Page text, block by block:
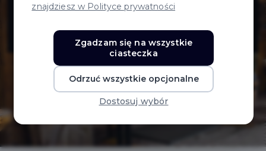
Karczma
znajdziesz w Polityce prywatności
Zgadzam się na wszystkie
ciasteczka
Odrzuć wszystkie opcjonalne
Dostosuj wybór